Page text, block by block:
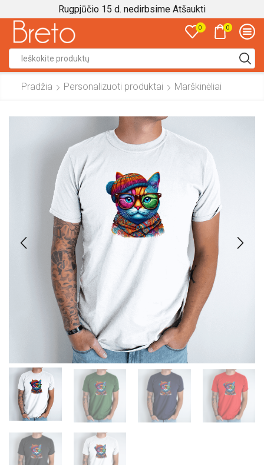
Rugpjūčio 15 d. nedirbsime Atšaukti
0 0
input
Pradžia Personalizuoti produktai Marškinėliai